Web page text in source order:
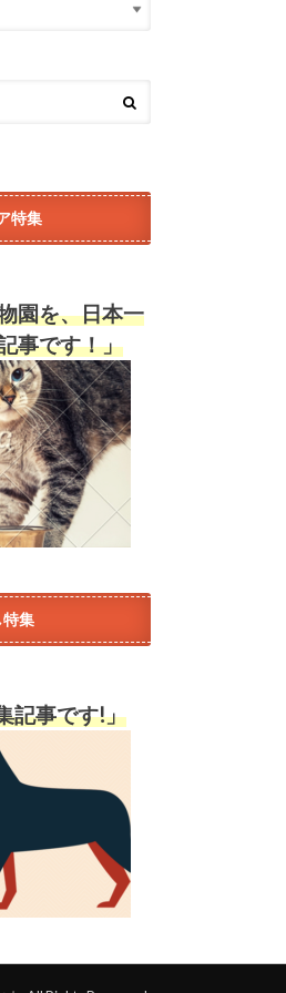
特集
園を、日本一
事です！」
特集
記事です!」